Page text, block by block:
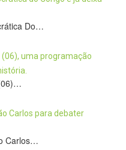
Do…
Carlos…